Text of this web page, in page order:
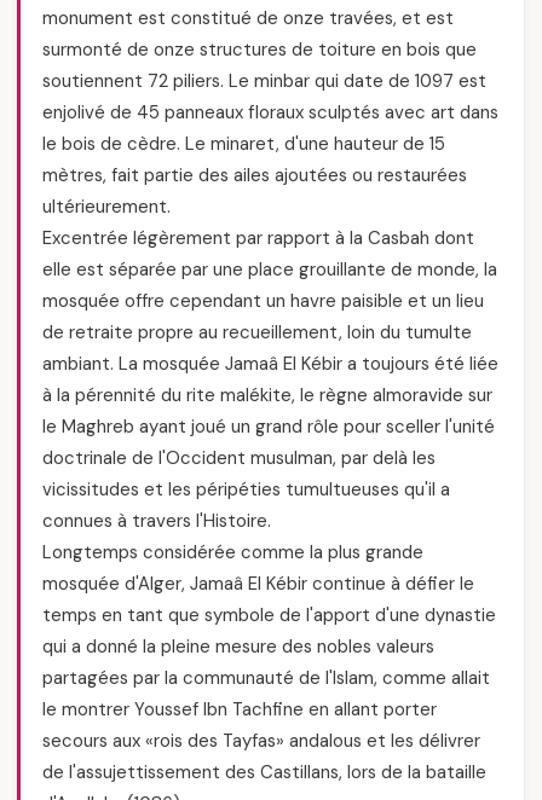
monument est constitué de onze travées, et est
surmonté de onze structures de toiture en bois que
soutiennent 72 piliers. Le minbar qui date de 1097 est
enjolivé de 45 panneaux floraux sculptés avec art dans
le bois de cèdre. Le minaret, d'une hauteur de 15
mètres, fait partie des ailes ajoutées ou restaurées
ultérieurement.
Excentrée légèrement par rapport à la Casbah dont
elle est séparée par une place grouillante de monde, la
mosquée offre cependant un havre paisible et un lieu
de retraite propre au recueillement, loin du tumulte
ambiant. La mosquée Jamaâ El Kébir a toujours été liée
à la pérennité du rite malékite, le règne almoravide sur
le Maghreb ayant joué un grand rôle pour sceller l'unité
doctrinale de l'Occident musulman, par delà les
vicissitudes et les péripéties tumultueuses qu'il a
connues à travers l'Histoire.
Longtemps considérée comme la plus grande
mosquée d'Alger, Jamaâ El Kébir continue à défier le
temps en tant que symbole de l'apport d'une dynastie
qui a donné la pleine mesure des nobles valeurs
partagées par la communauté de l'Islam, comme allait
le montrer Youssef Ibn Tachfine en allant porter
secours aux «rois des Tayfas» andalous et les délivrer
de l'assujettissement des Castillans, lors de la bataille